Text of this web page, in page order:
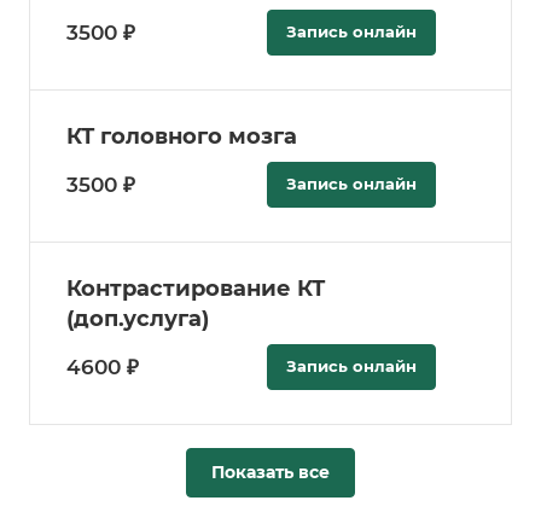
3500 ₽ Запись онлайн
КТ головного мозга
3500 ₽ Запись онлайн
Контрастирование КТ
(доп.услуга)
4600 ₽ Запись онлайн
Показать все